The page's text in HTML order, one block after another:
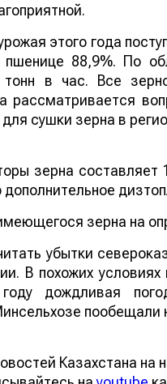
этого года
88,9%. По
в час. Все
рассматривается
сушки зерна в
зерна
зерна на
убытки
В похожих
дождливая
пообещали
Казахстана на